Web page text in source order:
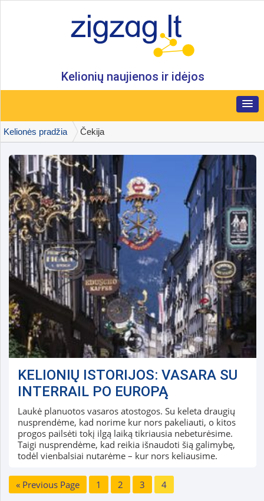
Kelionių naujienos ir idėjos
Kelionės pradžia Čekija
KELIONIŲ ISTORIJOS: VASARA SU
INTERRAIL PO EUROPĄ
Laukė planuotos vasaros atostogos. Su keleta draugių
nusprendėme, kad norime kur nors pakeliauti, o kitos
progos pailsėti tokį ilgą laiką tikriausia nebeturėsime.
Taigi nusprendėme, kad reikia išnaudoti šią galimybę,
todėl vienbalsiai nutarėme – kur nors keliausime.
« Previous Page 1 2 3 4